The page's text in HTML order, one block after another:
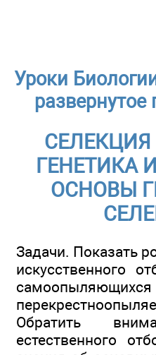
Уроки
СЕЛЕКЦИЯ
ГЕНЕТИКА
ОСНОВЫ
Задачи. Показать
искусственного
Обратить
естественного